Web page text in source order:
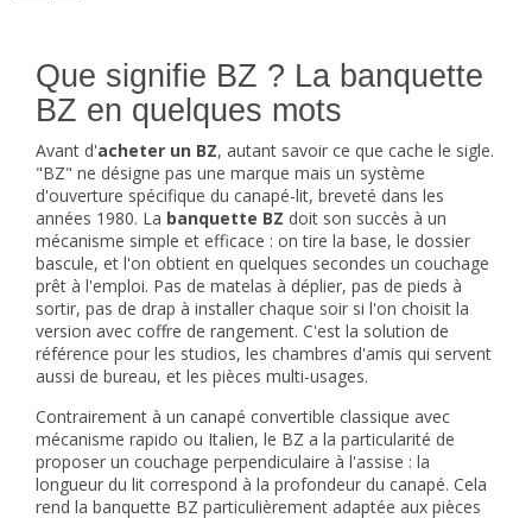
velours,
BZ cuir
ou simili cuir, du modèle compact pour studio à
la version avec coffre de rangement intégré. Notre rôle : vous
aider à choisir le bon matelas et la bonne taille selon que le BZ
Que signifie BZ ? La banquette
BZ en quelques mots
Avant d'acheter un BZ, autant savoir ce que cache le sigle.
"BZ" ne désigne pas une marque mais un système
d'ouverture spécifique du canapé-lit, breveté dans les
années 1980. La banquette BZ doit son succès à un
mécanisme simple et efficace : on tire la base, le dossier
bascule, et l'on obtient en quelques secondes un couchage
prêt à l'emploi. Pas de matelas à déplier, pas de pieds à
sortir, pas de drap à installer chaque soir si l'on choisit la
version avec coffre de rangement. C'est la solution de
référence pour les studios, les chambres d'amis qui servent
aussi de bureau, et les pièces multi-usages.
Contrairement à un canapé convertible classique avec
mécanisme rapido ou Italien, le BZ a la particularité de
proposer un couchage perpendiculaire à l'assise : la
longueur du lit correspond à la profondeur du canapé. Cela
rend la banquette BZ particulièrement adaptée aux pièces